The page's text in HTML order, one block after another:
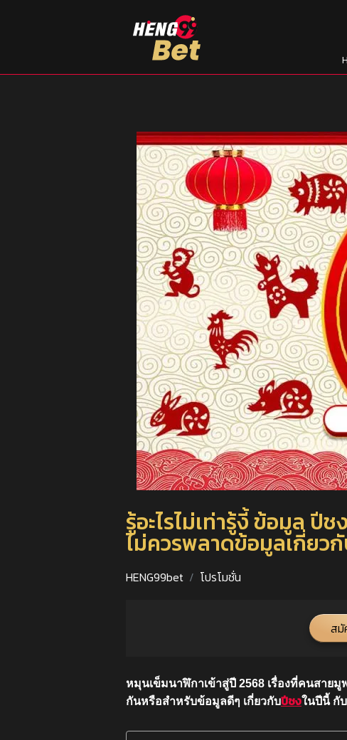
รู้อะไรไม่เท่ารู้งี้ ข้อมูล
ไม่ควรพลาดข้อมูลเกี่ยว
HENG99bet โปรโมชั่น
สมั
หมุนเข็มนาฬิกาเข้าสู่ปี 2568 เรื่องที่คนสาย
กันหรือสำหรับข้อมูลดีๆ เกี่ยวกับปีชงในปีนี้ กับ